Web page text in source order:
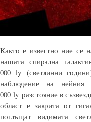
Както е известно ние се
нашата спирална
000 ly (светлинни
наблюдение на
000 ly разстояние в
област е закрита от
поглъщат видимата